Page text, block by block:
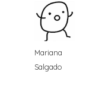
Mariana
Salgado